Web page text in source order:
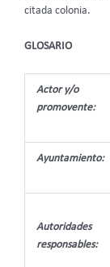
citada colonia.
GLOSARIO
Actor y/o
promovente:
Ayuntamiento:
Autoridades
responsables: